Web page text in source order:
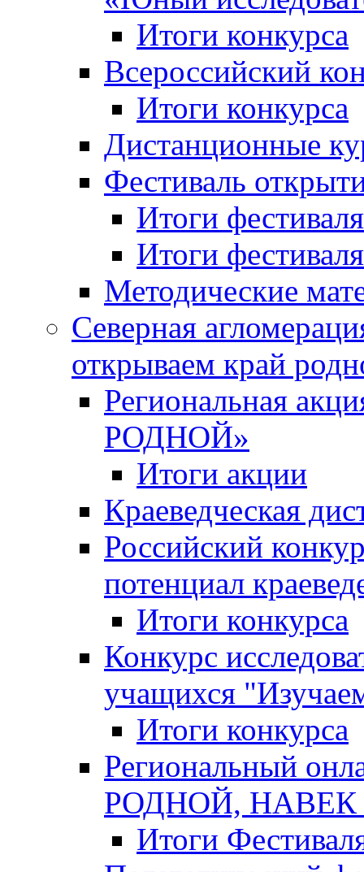
Итоги конкурса
Всероссийский
Итоги конкурса
Дистанционные
Фестиваль
Итоги
Итоги
Методические
Северная
открываем край
Региональная
РОДНОЙ»
Итоги акции
Краеведческая
Российский
потенциал
Итоги конкурса
Конкурс
учащихся
Итоги конкурса
Региональный
РОДНОЙ,
Итоги